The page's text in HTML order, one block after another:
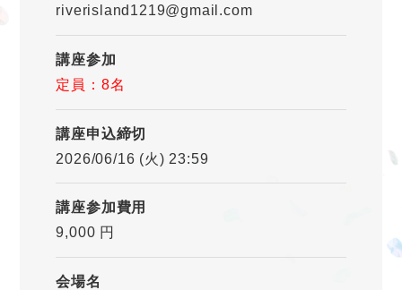
riverisland1219@gmail.com
講座参加
定員：8名
講座申込締切
2026/06/16 (火) 23:59
講座参加費用
9,000 円
会場名